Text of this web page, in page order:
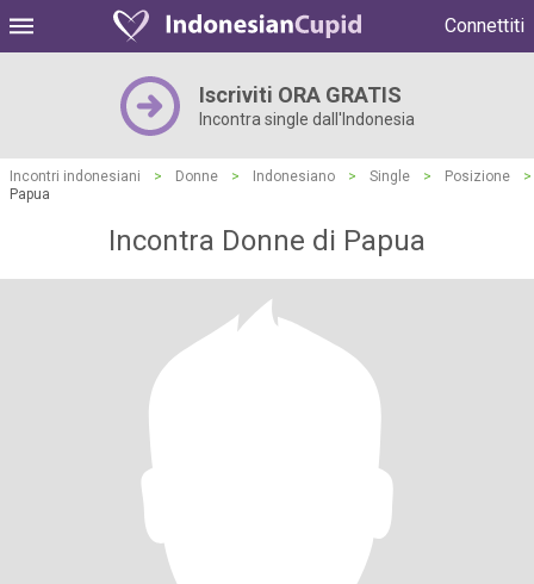
Connettiti
Iscriviti ORA GRATIS
Incontra single dall'Indonesia
Incontri indonesiani > Donne > Indonesiano > Single > Posizione
>
Papua
Incontra Donne di Papua